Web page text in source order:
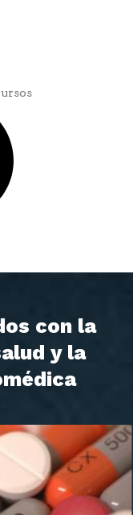
con la
y la